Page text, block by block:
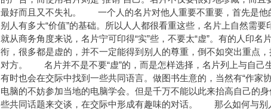
最好而且又不失礼。 一个人的名片对他人重要不重要，首先是他
别人有多大“价值”的基础。所以人人都很看重这些，名片上自然需
就从商务角度来说，名片宁可印得“实”些，不要太“虚”。有的人印名
衔，很多都是虚的，并不一定能得到别人的尊重，倒不如突出重点
对方。 名片并不是不要“虚”的，而是怎样选择，名片列上与自己
有时也会在交际中找到一些共同语言。做图书生意的，当然有“作家
电脑的不妨参加当地的电脑学会。但是千万不能以此来抬高自己的
些共同话题来交谈，在交际中形成有趣味的对话。 那么如何与